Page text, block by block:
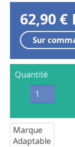
Marque
Adaptable
62,90 €
Sur
Quantité